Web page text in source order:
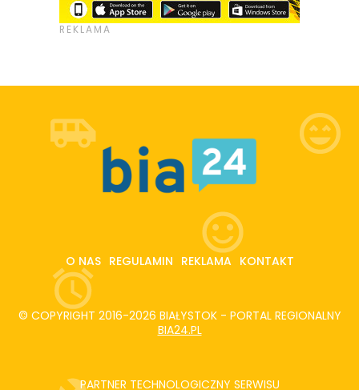
O NAS REGULAMIN REKLAMA KONTAKT
© COPYRIGHT 2016-2026 BIAŁYSTOK - PORTAL REGIONALNY
BIA24.PL
PARTNER TECHNOLOGICZNY SERWISU